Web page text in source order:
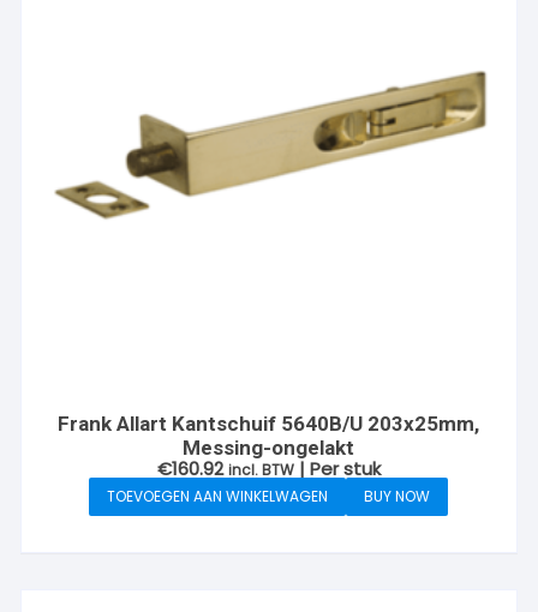
Frank Allart Kantschuif 5640B/U 203x25mm,
Messing-ongelakt
€160.92 incl. BTW | Per stuk
TOEVOEGEN AAN WINKELWAGEN BUY NOW